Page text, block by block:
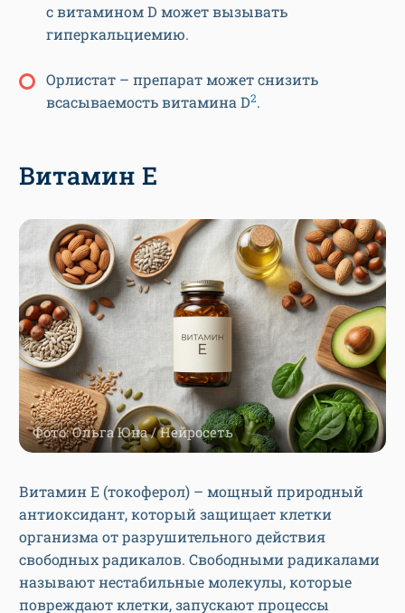
с витамином D может вызывать
гиперкальциемию.
Орлистат – препарат может снизить
всасываемость витамина D2.
Витамин Е
Фото: Ольга Юна / Нейросеть
Витамин Е (токоферол) – мощный природный
антиоксидант, который защищает клетки
организма от разрушительного действия
свободных радикалов. Свободными радикалами
называют нестабильные молекулы, которые
повреждают клетки, запускают процессы